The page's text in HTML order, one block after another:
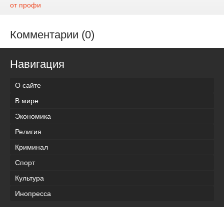
от профи
Комментарии (0)
Навигация
О сайте
В мире
Экономика
Религия
Криминал
Спорт
Культура
Инопресса